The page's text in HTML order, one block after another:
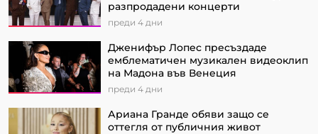
разпродадени концерти
преди 4 дни
Дженифър Лопес пресъздаде
емблематичен музикален видеоклип
на Мадона във Венеция
преди 4 дни
Ариана Гранде обяви защо се
оттегля от публичния живот